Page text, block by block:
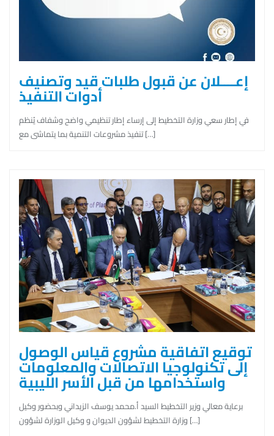
إعــــلان عن قبول طلبات قيد وتصنيف
أدوات التنفيذ
في إطار سعي وزارة التخطيط إلى إرساء إطار تنظيمي واضح وشفاف يُنظم
تنفيذ مشروعات التنمية بما يتماشى مع […]
توقيع اتفاقية مشروع قياس الوصول
إلى تكنولوجيا الاتصالات والمعلومات
واستخدامها من قبل الأسر الليبية
برعاية معالي وزير التخطيط السيد أ.محمد يوسف الزيداني وبحضور وكيل
وزارة التخطيط لشؤون الديوان و وكيل الوزارة لشؤون […]